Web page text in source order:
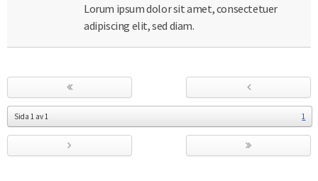
Lorum ipsum dolor sit amet, consectetuer
adipiscing elit, sed diam.
Sida 1av1 1